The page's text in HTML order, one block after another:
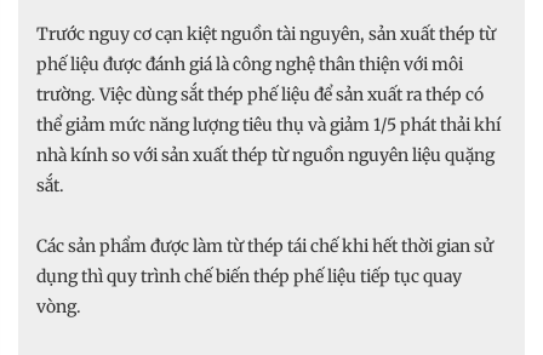
Trước nguy cơ cạn kiệt nguồn tài nguyên, sản xuất thép từ
phế liệu được đánh giá là công nghệ thân thiện với môi
trường. Việc dùng sắt thép phế liệu để sản xuất ra thép có
thể giảm mức năng lượng tiêu thụ và giảm 1/5 phát thải khí
nhà kính so với sản xuất thép từ nguồn nguyên liệu quặng
sắt.
Các sản phẩm được làm từ thép tái chế khi hết thời gian sử
dụng thì quy trình chế biến thép phế liệu tiếp tục quay
vòng.